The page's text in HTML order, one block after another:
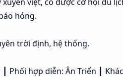
hỏng.
trời định, hệ thống.
Phối hợp diễn: Ân Triển ┃